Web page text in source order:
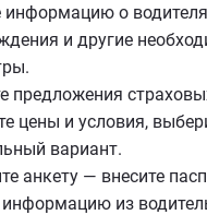
информацию о
и другие
предложения
цены и условия,
вариант.
анкету — внесите
из